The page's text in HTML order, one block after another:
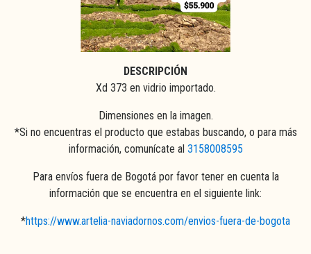
DESCRIPCIÓN
Xd 373 en vidrio importado.
Dimensiones en la imagen.
*Si no encuentras el producto que estabas buscando, o para más
información, comunícate al 3158008595
Para envíos fuera de Bogotá por favor tener en cuenta la
información que se encuentra en el siguiente link:
*https://www.artelia-naviadornos.com/envios-fuera-de-bogota